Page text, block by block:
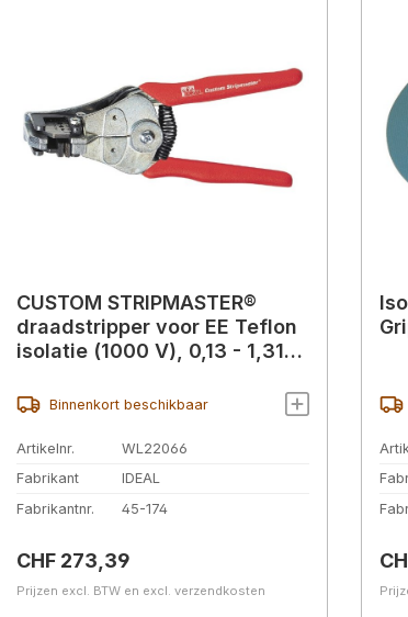
CUSTOM STRIPMASTER®
draadstripper voor EE Teflon
isolatie (1000 V), 0,13 - 1,31
Binnenkort beschikbaar
Artikelnr.
WL22066
Fabrikant
IDEAL
Fabrikantnr.
45-174
Normale prijs:
CHF 273,39
Prijzen excl. BTW en excl. verzendkosten